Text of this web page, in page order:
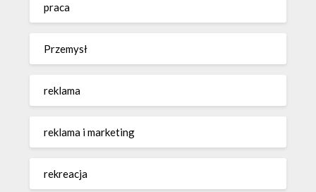
praca
Przemysł
reklama
reklama i marketing
rekreacja